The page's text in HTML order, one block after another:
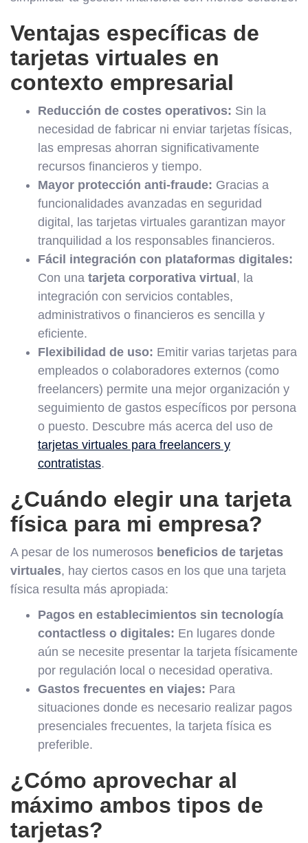
Ventajas específicas de
tarjetas virtuales en
contexto empresarial
Reducción de costes operativos: Sin la
necesidad de fabricar ni enviar tarjetas físicas,
las empresas ahorran significativamente
recursos financieros y tiempo.
Mayor protección anti-fraude: Gracias a
funcionalidades avanzadas en seguridad
digital, las tarjetas virtuales garantizan mayor
tranquilidad a los responsables financieros.
Fácil integración con plataformas digitales:
Con una tarjeta corporativa virtual, la
integración con servicios contables,
administrativos o financieros es sencilla y
eficiente.
Flexibilidad de uso: Emitir varias tarjetas para
empleados o colaboradores externos (como
freelancers) permite una mejor organización y
seguimiento de gastos específicos por persona
o puesto. Descubre más acerca del uso de
tarjetas virtuales para freelancers y
contratistas.
¿Cuándo elegir una tarjeta
física para mi empresa?
A pesar de los numerosos beneficios de tarjetas
virtuales, hay ciertos casos en los que una tarjeta
física resulta más apropiada:
Pagos en establecimientos sin tecnología
contactless o digitales: En lugares donde
aún se necesite presentar la tarjeta físicamente
por regulación local o necesidad operativa.
Gastos frecuentes en viajes: Para
situaciones donde es necesario realizar pagos
presenciales frecuentes, la tarjeta física es
preferible.
¿Cómo aprovechar al
máximo ambos tipos de
tarjetas?